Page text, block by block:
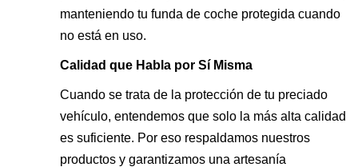
manteniendo tu funda de coche protegida cuando
no está en uso.
Calidad que Habla por Sí Misma
Cuando se trata de la protección de tu preciado
vehículo, entendemos que solo la más alta calidad
es suficiente. Por eso respaldamos nuestros
productos y garantizamos una artesanía